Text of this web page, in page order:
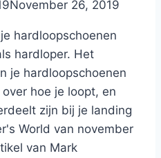
November 26, 2019
hardloopschoenen
hardloper. Het
je hardloopschoenen
hoe je loopt, en
zijn bij je landing
World van november
van Mark